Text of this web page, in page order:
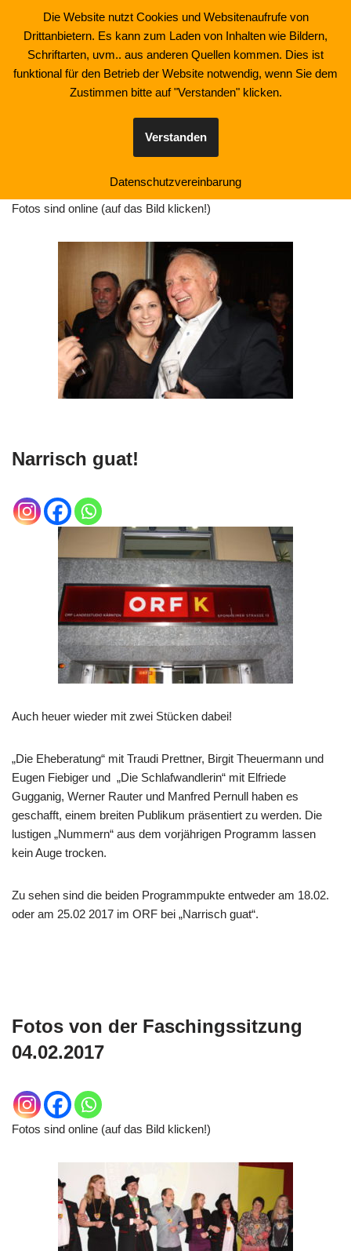
Zum
Inhalt
springen
Fotos sind online (auf das Bild klicken!)
Narrisch guat!
Auch heuer wieder mit zwei Stücken dabei!
„Die Eheberatung“ mit Traudi Prettner, Birgit Theuermann und
Eugen Fiebiger und „Die Schlafwandlerin“ mit Elfriede
Gugganig, Werner Rauter und Manfred Pernull haben es
geschafft, einem breiten Publikum präsentiert zu werden. Die
lustigen „Nummern“ aus dem vorjährigen Programm lassen
kein Auge trocken.
Zu sehen sind die beiden Programmpukte entweder am 18.02.
oder am 25.02 2017 im ORF bei „Narrisch guat“.
Fotos von der Faschingssitzung
04.02.2017
Fotos sind online (auf das Bild klicken!)
Die Website nutzt Cookies und Websitenaufrufe von
Drittanbietern. Es kann zum Laden von Inhalten wie Bildern,
Schriftarten, uvm.. aus anderen Quellen kommen. Dies ist
funktional für den Betrieb der Website notwendig, wenn Sie dem
Zustimmen bitte auf "Verstanden" klicken.
Verstanden
Datenschutzvereinbarung